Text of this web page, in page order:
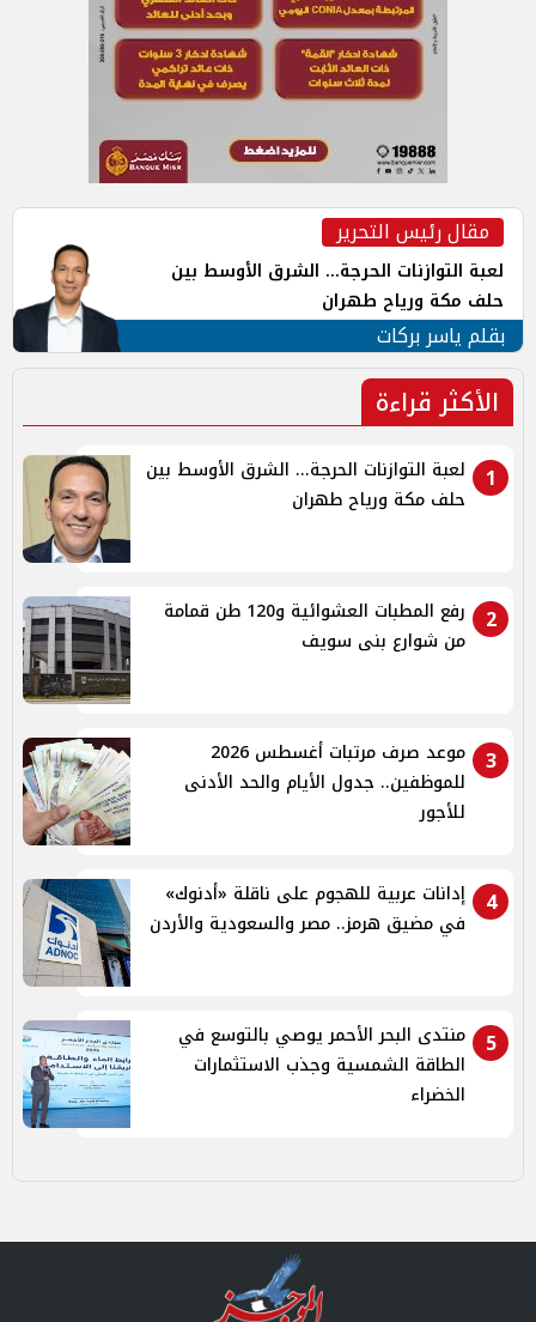
مقال رئيس التحرير
لعبة التوازنات الحرجة... الشرق الأوسط بين
حلف مكة ورياح طهران
بقلم ياسر بركات
الأكثر قراءة
1
لعبة التوازنات الحرجة... الشرق الأوسط بين
حلف مكة ورياح طهران
2
رفع المطبات العشوائية و120 طن قمامة
من شوارع بنى سويف
3
موعد صرف مرتبات أغسطس 2026
للموظفين.. جدول الأيام والحد الأدنى
للأجور
4
إدانات عربية للهجوم على ناقلة «أدنوك»
في مضيق هرمز.. مصر والسعودية والأردن
5
منتدى البحر الأحمر يوصي بالتوسع في
الطاقة الشمسية وجذب الاستثمارات
الخضراء